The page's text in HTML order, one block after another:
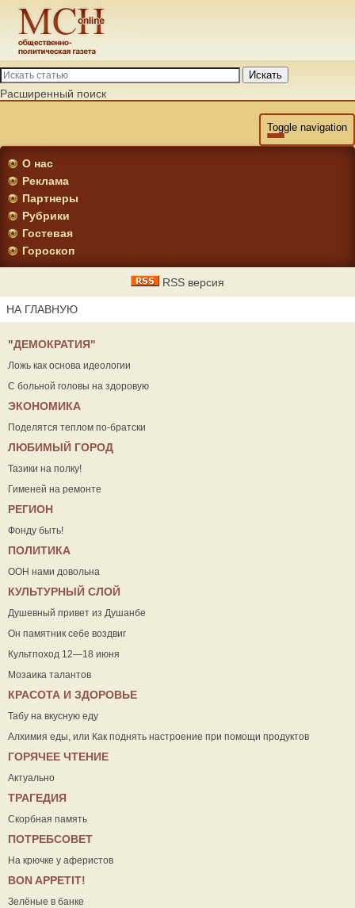
Искать
Расширенный поиск
Toggle navigation
О нас
Реклама
Партнеры
Рубрики
Гостевая
Гороскоп
RSS версия
НА ГЛАВНУЮ
"ДЕМОКРАТИЯ"
Ложь как основа идеологии
С больной головы на здоровую
ЭКОНОМИКА
Поделятся теплом по-братски
ЛЮБИМЫЙ ГОРОД
Тазики на полку!
Гименей на ремонте
РЕГИОН
Фонду быть!
ПОЛИТИКА
ООН нами довольна
КУЛЬТУРНЫЙ СЛОЙ
Душевный привет из Душанбе
Он памятник себе воздвиг
Культпоход 12—18 июня
Мозаика талантов
КРАСОТА И ЗДОРОВЬЕ
Табу на вкусную еду
Алхимия еды, или Как поднять настроение при помощи продуктов
ГОРЯЧЕЕ ЧТЕНИЕ
Актуально
ТРАГЕДИЯ
Скорбная память
ПОТРЕБСОВЕТ
На крючке у аферистов
ВON APPETIT!
Зелёные в банке